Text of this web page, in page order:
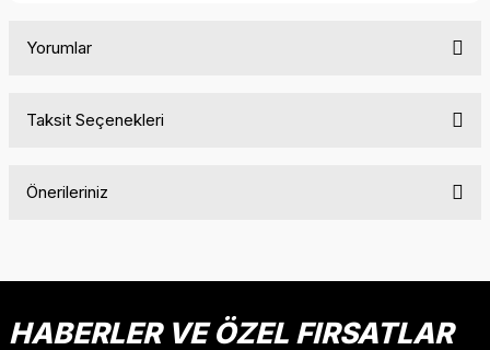
Yorumlar
Taksit Seçenekleri
Önerileriniz
HABERLER VE ÖZEL FIRSATLAR